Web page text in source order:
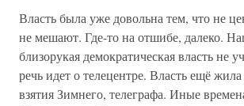
Власть была уже довольна тем, что не
не мешают. Где-то на отшибе, далеко.
близорукая демократическая власть не
речь идет о телецентре. Власть ещё
взятия Зимнего, телеграфа. Иные